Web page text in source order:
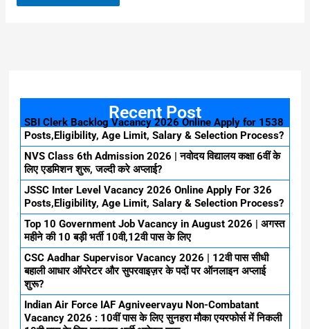
Recent Post
SBI Clerk Backlog Vacancy 2026 Online Apply for 1538
Posts,Eligibility, Age Limit, Salary & Selection Process?
NVS Class 6th Admission 2026 | नवोदय विद्यालय कक्षा 6वीं के
लिए एडमिशन शुरू, जल्दी करे अप्लाई?
JSSC Inter Level Vacancy 2026 Online Apply For 326
Posts,Eligibility, Age Limit, Salary & Selection Process?
Top 10 Government Job Vacancy in August 2026 | अगस्त
महीने की 10 बड़ी भर्ती 10वी,12वी पास के लिए
CSC Aadhar Supervisor Vacancy 2026 | 12वी पास सीधी
बहाली आधार ऑपरेटर और सुपरवाइज़र के पदों पर ऑनलाइन अप्लाई
शुरू?
Indian Air Force IAF Agniveervayu Non-Combatant
Vacancy 2026 : 10वीं पास के लिए सुनहरा मौका एयरफोर्स में निकली